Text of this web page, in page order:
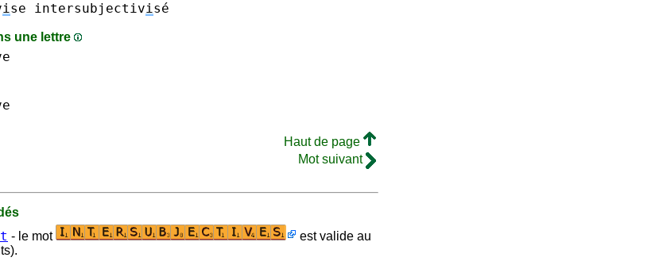
ise intersubjectivisé
une lettre
Haut de page
Mot suivant
- le mot
est valide au